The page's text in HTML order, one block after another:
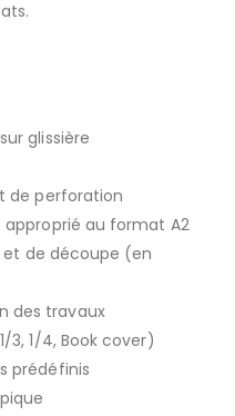
glissière
de perforation
approprié au format A2
de découpe (en
des travaux
3, 1/4, Book cover)
prédéfinis